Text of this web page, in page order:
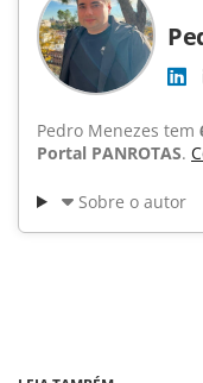
Pedro Menezes tem
Portal PANROTAS.
Sobre o autor